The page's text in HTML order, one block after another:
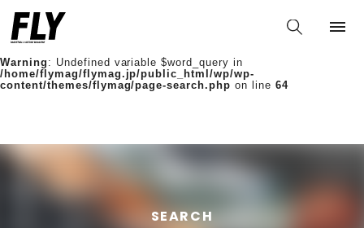
Warning: Undefined variable $words in
/home/flymag/flymag.jp/public_html/wp/wp-
content/themes/flymag/page-search.php
Warning : Undefined variable $word_query in
/home/flymag/flymag.jp/public_html/wp/wp-
content/themes/flymag/page-search.php on line 64
SEARCH